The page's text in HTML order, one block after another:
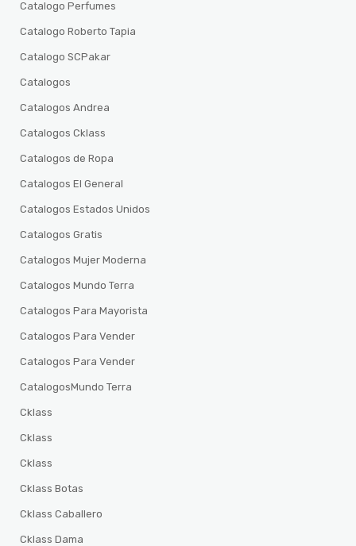
Catalogo Perfumes
Catalogo Roberto Tapia
Catalogo SCPakar
Catalogos
Catalogos Andrea
Catalogos Cklass
Catalogos de Ropa
Catalogos El General
Catalogos Estados Unidos
Catalogos Gratis
Catalogos Mujer Moderna
Catalogos Mundo Terra
Catalogos Para Mayorista
Catalogos Para Vender
Catalogos Para Vender
CatalogosMundo Terra
Cklass
Cklass
Cklass
Cklass Botas
Cklass Caballero
Cklass Dama